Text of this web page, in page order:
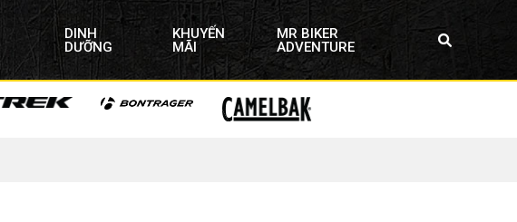
DINH
DƯỠNG
KHUYẾN
MÃI
MR BIKER
ADVENTURE